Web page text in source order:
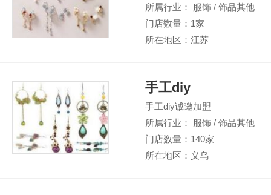
所属行业： 服饰 / 饰品其他
门店数量：1家
所在地区：江苏
手工diy
手工diy诚邀加盟
所属行业： 服饰 / 饰品其他
门店数量：140家
所在地区：义乌